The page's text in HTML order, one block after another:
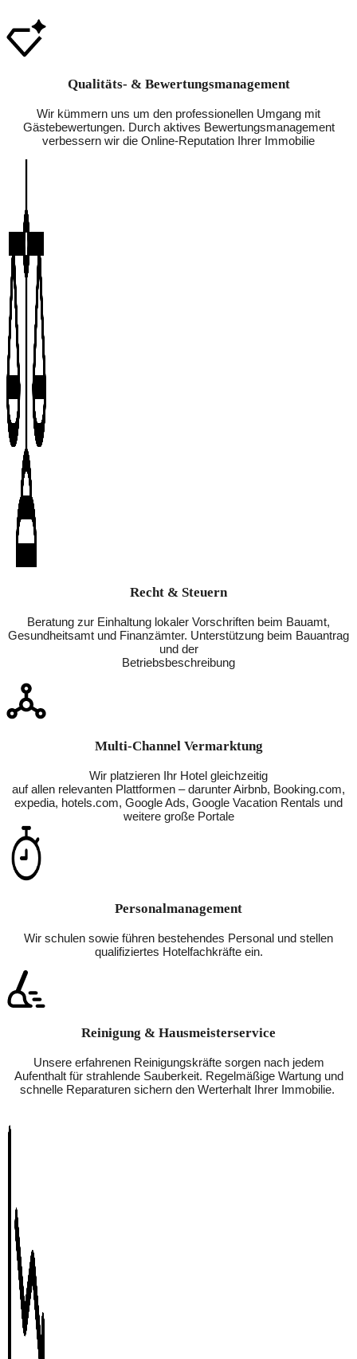
Qualitäts- & Bewertungsmanagement
Wir kümmern uns um den professionellen Umgang mit
Gästebewertungen. Durch aktives Bewertungsmanagement
verbessern wir die Online-Reputation Ihrer Immobilie
Recht & Steuern
Beratung zur Einhaltung lokaler Vorschriften beim Bauamt,
Gesundheitsamt und Finanzämter. Unterstützung beim Bauantrag
und der
Betriebsbeschreibung
Multi-Channel Vermarktung
Wir platzieren Ihr Hotel gleichzeitig
auf allen relevanten Plattformen – darunter Airbnb, Booking.com,
expedia, hotels.com, Google Ads, Google Vacation Rentals und
weitere große Portale
Personalmanagement
Wir schulen sowie führen bestehendes Personal und stellen
qualifiziertes Hotelfachkräfte ein.
Reinigung & Hausmeisterservice
Unsere erfahrenen Reinigungskräfte sorgen nach jedem
Aufenthalt für strahlende Sauberkeit. Regelmäßige Wartung und
schnelle Reparaturen sichern den Werterhalt Ihrer Immobilie.